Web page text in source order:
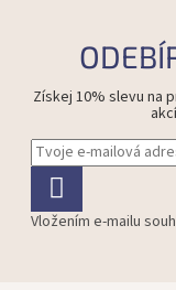
Získej 10% slevu na
Vložením e-mailu